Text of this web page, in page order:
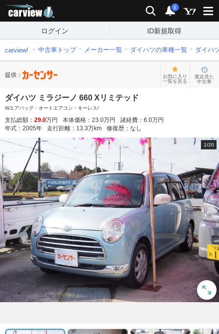
検索 通知
i
ログイン ID新規取得
carview! 中古車トップ メーカー一覧 ダイハツの車種一覧 ダイハ
提供：
お気に入り
一覧を見る
最近見た
中古車
ダイハツ ミラジーノ 660 Xリミテッド
Wエアバッグ・オートエアコン・キーレス/
支払総額： 29.0万円 本体価格： 23.0万円 諸経費： 6.0万円
年式： 2005年 走行距離： 13.3万km 修復歴： なし
1/20